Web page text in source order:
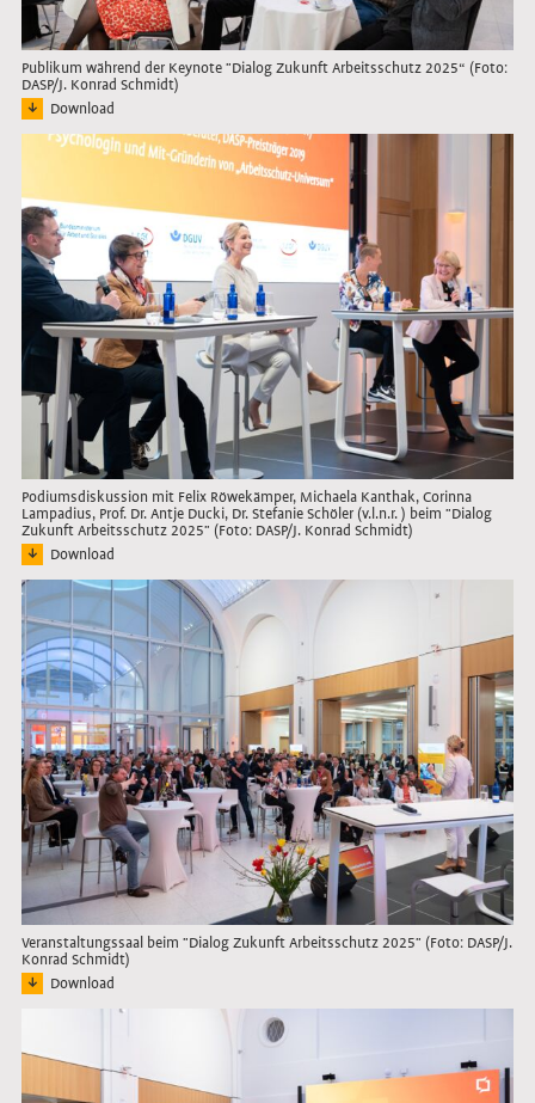
Publikum während der Keynote "Dialog Zukunft Arbeitsschutz 2025“ (Foto:
DASP/J. Konrad Schmidt)
Download
Bild: Publikum im Veranstaltungssaal während der Keynote der
Link öffnet das Bild in Lightbox
Podiumsdiskussion mit Felix Röwekämper, Michaela Kanthak, Corinna
Lampadius, Prof. Dr. Antje Ducki, Dr. Stefanie Schöler (v.l.n.r. ) beim "Dialog
Zukunft Arbeitsschutz 2025" (Foto: DASP/J. Konrad Schmidt)
Download
Bild: Bühne mit vier Protagonisten für die Podiumsdiskussion beim "Dialog
Link öffnet das Bild in Lightbox
Veranstaltungssaal beim "Dialog Zukunft Arbeitsschutz 2025" (Foto: DASP/J.
Konrad Schmidt)
Download
Bild: Der gefüllte Veranstaltungssaal während der Anmoderation beim "Dialog
Link öffnet das Bild in Lightbox